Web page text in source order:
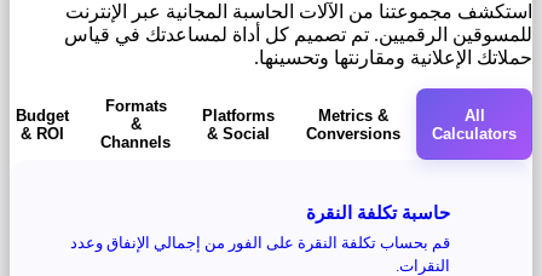
استكشف مجموعتنا من الآلات الحاسبة المجانية عبر الإنترنت
للمسوقين الرقميين. تم تصميم كل أداة لمساعدتك في قياس
حملاتك الإعلانية ومقارنتها وتحسينها.
All
Calculators
Metrics &
Conversions
Platforms
& Social
Formats
&
Channels
Budget
& ROI
حاسبة تكلفة النقرة
قم بحساب تكلفة النقرة على الفور من إجمالي الإنفاق وعدد
النقرات.